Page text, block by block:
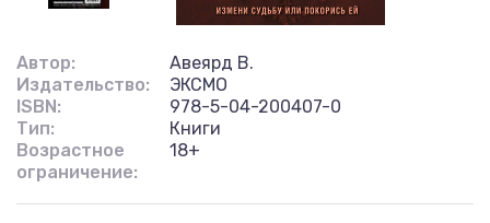
Автор:
Авеярд В.
Издательство:
ЭКСМО
ISBN:
978-5-04-200407-0
Тип:
Книги
Возрастное
ограничение:
18+